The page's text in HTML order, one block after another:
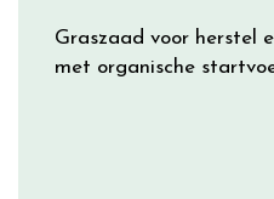
Graszaad voor herstel
met organische